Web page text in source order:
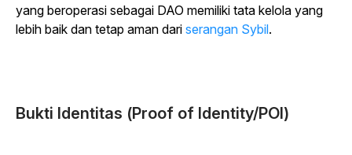
yang beroperasi sebagai DAO memiliki tata kelola yang
lebih baik dan tetap aman dari serangan Sybil.
Bukti Identitas (Proof of Identity/POI)